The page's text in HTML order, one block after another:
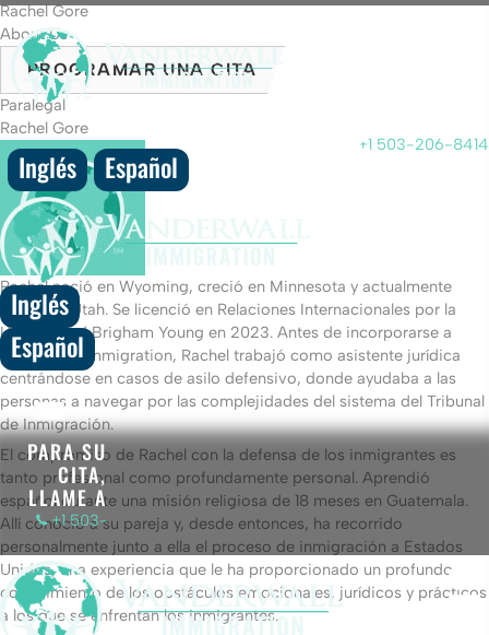
Skip
to
content
Inglés Español
+1 503-206-8414
Inglés
Español
PARA SU
CITA,
LLAME A
+1 503-
206-8414
Rachel Gore
About Us
PROGRAMAR UNA CITA
Paralegal
Rachel Gore
Rachel nació en Wyoming, creció en Minnesota y actualmente
reside en Utah. Se licenció en Relaciones Internacionales por la
Universidad Brigham Young en 2023. Antes de incorporarse a
Vanderwall Immigration, Rachel trabajó como asistente jurídica
centrándose en casos de asilo defensivo, donde ayudaba a las
personas a navegar por las complejidades del sistema del Tribunal
de Inmigración.
El compromiso de Rachel con la defensa de los inmigrantes es
tanto profesional como profundamente personal. Aprendió
español durante una misión religiosa de 18 meses en Guatemala.
Allí conoció a su pareja y, desde entonces, ha recorrido
personalmente junto a ella el proceso de inmigración a Estados
Unidos, una experiencia que le ha proporcionado un profundo
conocimiento de los obstáculos emocionales, jurídicos y prácticos
a los que se enfrentan los inmigrantes.